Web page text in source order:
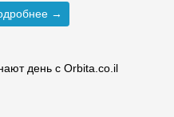
→
день с Orbita.co.il